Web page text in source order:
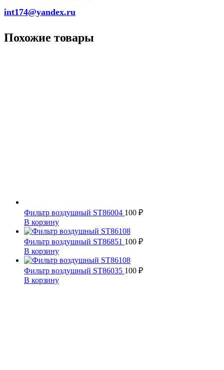
int174@yandex.ru
Похожие товары
Фильтр воздушный ST86004 100 ₽
В корзину
Фильтр воздушный ST86851 100 ₽
В корзину
Фильтр воздушный ST86035 100 ₽
В корзину